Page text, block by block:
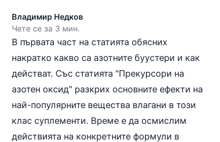
Владимир Недков
Чете се за 3 мин.
В първата част на статията обясних
накратко какво са азотните буустери и как
действат. Със статията "Прекурсори на
азотен оксид" разкрих основните ефекти на
най-популярните вещества влагани в този
клас суплементи. Време е да осмислим
действията на конкретните формули в